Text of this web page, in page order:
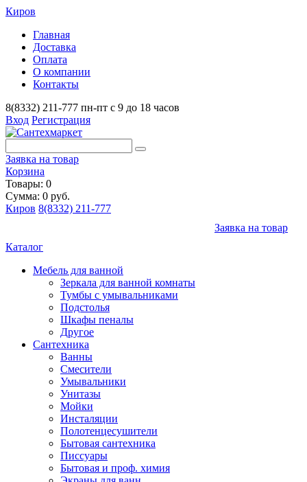
Киров
Главная
Доставка
Оплата
О компании
Контакты
8(8332) 211-777 пн-пт с 9 до 18 часов
Вход Регистрация
Заявка на товар
Корзина
Товары: 0
Сумма: 0 руб.
Киров 8(8332) 211-777
Заявка на товар
Каталог
Мебель для ванной
Зеркала для ванной комнаты
Тумбы с умывальниками
Подстолья
Шкафы пеналы
Другое
Сантехника
Ванны
Смесители
Умывальники
Унитазы
Мойки
Инсталяции
Полотенцесушители
Бытовая сантехника
Писсуары
Бытовая и проф. химия